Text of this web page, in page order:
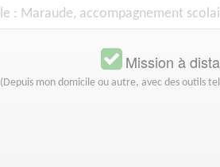
Mission à
(Depuis mon domicile ou autre, avec des outils